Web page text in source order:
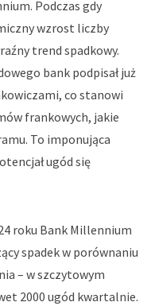
Podczas gdy
wzrost liczby
trend spadkowy.
bank podpisał już
co stanowi
frankowych, jakie
To imponująca
ugód się
roku Bank Millennium
spadek w porównaniu
– w szczytowym
2000 ugód kwartalnie.